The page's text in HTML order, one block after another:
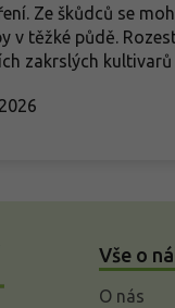
Ze škůdců se
v těžké půdě.
zakrslých kultivarů
Vše o
O nás